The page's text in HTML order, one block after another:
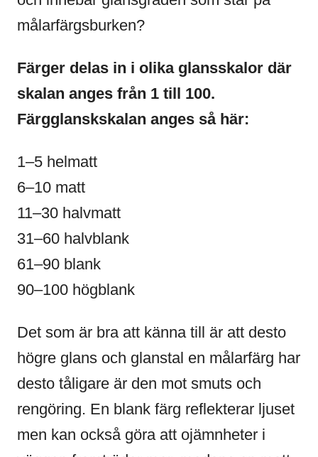
målarfärgsburken?
Färger delas in i olika glansskalor där
skalan anges från 1 till 100.
Färgglanskskalan anges så här:
1–5 helmatt
6–10 matt
11–30 halvmatt
31–60 halvblank
61–90 blank
90–100 högblank
Det som är bra att känna till är att desto
högre glans och glanstal en målarfärg har
desto tåligare är den mot smuts och
rengöring. En blank färg reflekterar ljuset
men kan också göra att ojämnheter i